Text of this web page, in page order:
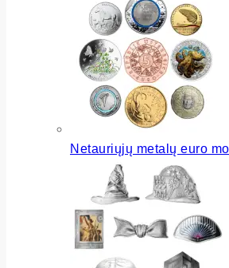
Netauriųjų metalų euro